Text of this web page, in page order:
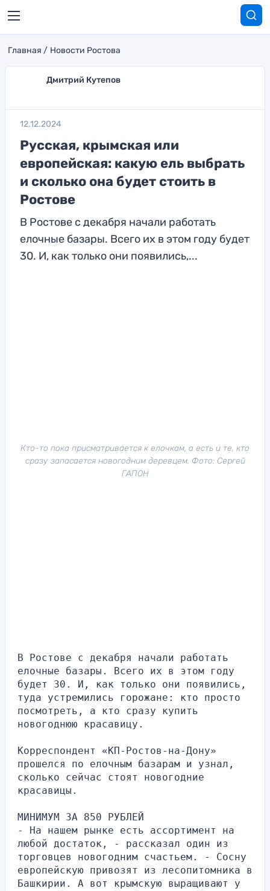
Главная Новости Ростова
Дмитрий Кутепов
12.12.2024
Русская, крымская или
европейская: какую ель выбрать
и сколько она будет стоить в
Ростове
В Ростове с декабря начали работать
елочные базары. Всего их в этом году будет
30. И, как только они появились,...
Кто-то пока присматривается к елочкам, а есть и те, кто
сразу запасается новогодним деревцем. Фото: Сергей
ГАПОН
В Ростове с декабря начали работать
елочные базары. Всего их в этом году
будет 30. И, как только они появились,
туда устремились горожане: кто просто
посмотреть, а кто сразу купить
новогоднюю красавицу.
Корреспондент «КП-Ростов-на-Дону»
прошелся по елочным базарам и узнал,
сколько сейчас стоят новогодние
красавицы.
МИНИМУМ ЗА 850 РУБЛЕЙ
- На нашем рынке есть ассортимент на
любой достаток, - рассказал один из
торговцев новогодним счастьем. - Сосну
европейскую привозят из лесопитомника в
Башкирии. А вот крымскую выращивают у